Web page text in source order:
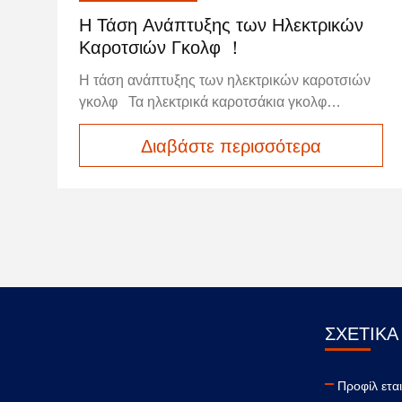
Η Τάση Ανάπτυξης των Ηλεκτρικών
Καροτσιών Γκολφ ！
Η τάση ανάπτυξης των ηλεκτρικών καροτσιών
γκολφ Τα ηλεκτρικά καροτσάκια γκολφ
εξελίσσονται από απλά μέσα μεταφοράς στην
πίστα σεέξυπνη, πολλαπλής χρήσης, χαμηλών
εκπομπών διοξειδίου του άνθρακα και υψηλής
μεγαλύτερη ασφάλεια. Οι μπαταρίες υψηλής
μπαταριών στερεού συστήματος θα επεκτείνουν
Διαβάστε περισσότερα
Προφίλ